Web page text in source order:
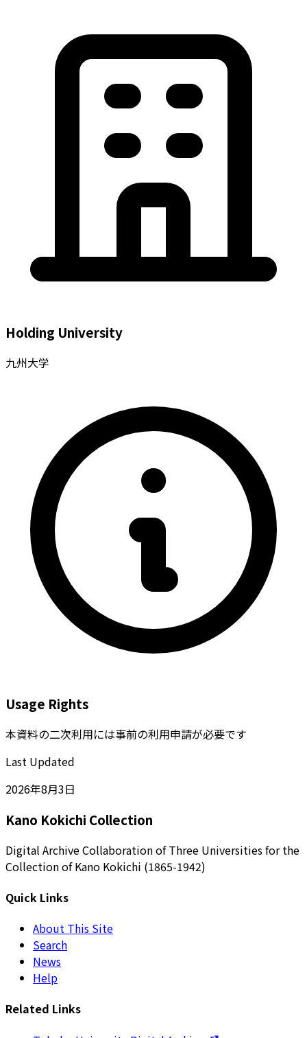
Holding University
九州大学
Usage Rights
本資料の二次利用には事前の利用申請が必要です
Last Updated
2026年8月3日
Kano Kokichi Collection
Digital Archive Collaboration of Three Universities for the
Collection of Kano Kokichi (1865-1942)
Quick Links
About This Site
Search
News
Help
Related Links